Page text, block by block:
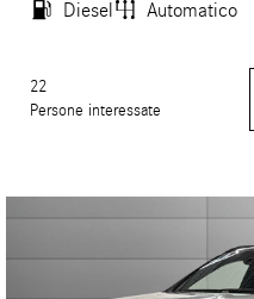
Diesel Automatico
22
Persone interessate